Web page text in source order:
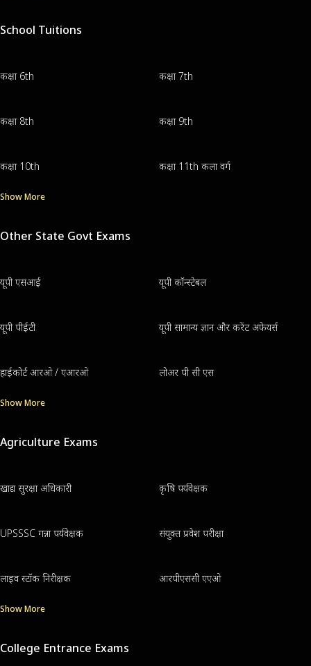
School Tuitions
कक्षा 6th कक्षा 7th
कक्षा 8th कक्षा 9th
कक्षा 10th कक्षा 11th कला वर्ग
Show More
Other State Govt Exams
यूपी एसआई यूपी कॉन्स्टेबल
यूपी पीईटी यूपी सामान्य ज्ञान और करेंट अफेयर्स
हाईकोर्ट आरओ / एआरओ लोअर पी सी एस
Show More
Agriculture Exams
खाद्य सुरक्षा अधिकारी कृषि पर्यवेक्षक
UPSSSC गन्ना पर्यवेक्षक संयुक्त प्रवेश परीक्षा
लाइव स्टॉक निरीक्षक आरपीएससी एएओ
Show More
College Entrance Exams